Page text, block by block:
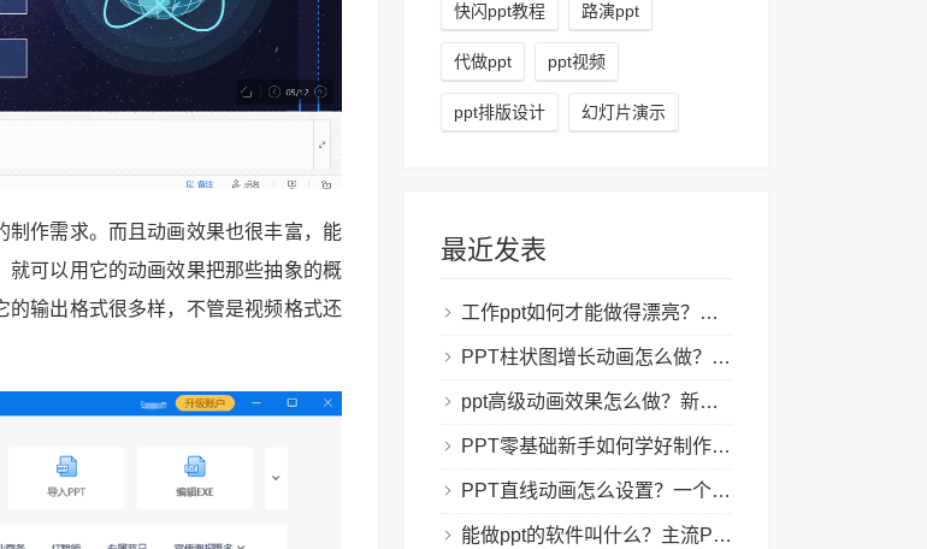
作需求。而且动画效果也很丰富，能
可以用它的动画效果把那些抽象的概
输出格式很多样，不管是视频格式还
快闪ppt教程 路演ppt
代做ppt ppt视频
ppt排版设计 幻灯片演示
最近发表
工作ppt如何才能做得漂亮？职场PPT美化与制作技巧
PPT柱状图增长动画怎么做？实用的ppt技巧分享给你！
ppt高级动画效果怎么做？新手也能学会的亮眼PPT动画指南
PPT零基础新手如何学好制作PPT？新手入门全攻略
PPT直线动画怎么设置？一个简单的设置技巧
能做ppt的软件叫什么？主流PPT制作软件盘点与选型指南